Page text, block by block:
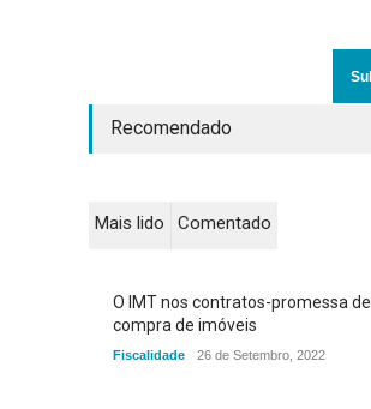
Recomendado
Mais lido Comentado
O IMT nos contratos-promessa de
compra de imóveis
Fiscalidade 26 de Setembro, 2022